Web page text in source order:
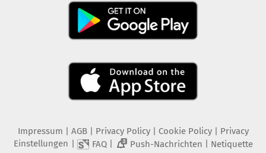
Impressum AGB Privacy Policy| Cookie Policy| Privacy
Einstellungen
FAQ| 2 Push-Nachrichten Netiquette